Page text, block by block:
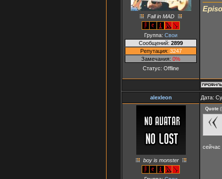
Fall in MAD
Группа: Свои
Сообщений: 2899
Репутация: 3247
Замечания: 0%
Статус: Offline
alexleon Дата:
boy is monster
Quote (